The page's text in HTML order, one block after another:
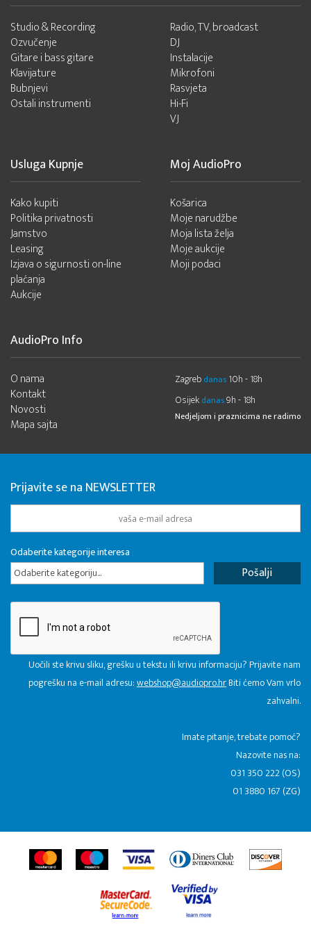
Studio & Recording
Ozvučenje
Gitare i bass gitare
Klavijature
Bubnjevi
Ostali instrumenti
Radio, TV, broadcast
DJ
Instalacije
Mikrofoni
Rasvjeta
Hi-Fi
VJ
Usluga Kupnje
Kako kupiti
Politika privatnosti
Jamstvo
Leasing
Izjava o sigurnosti on-line
plaćanja
Aukcije
Moj AudioPro
Košarica
Moje narudžbe
Moja lista želja
Moje aukcije
Moji podaci
AudioPro Info
O nama
Kontakt
Novosti
Mapa sajta
Zagreb danas 10h - 18h
Osijek danas9h - 18h
Nedjeljom i praznicima ne radimo
Prijavite se na NEWSLETTER
Odaberite kategorije interesa
Odaberite kategoriju...
Uočili ste krivu sliku, grešku u tekstu ili krivu informaciju? Prijavite nam
pogrešku na e-mail adresu:webshop@audiopro.hrBiti ćemo Vam vrlo
zahvalni.
​Imate pitanje, trebate pomoć?
Nazovite nas na:
031 350 222 (OS)
01 3880 167 (ZG)